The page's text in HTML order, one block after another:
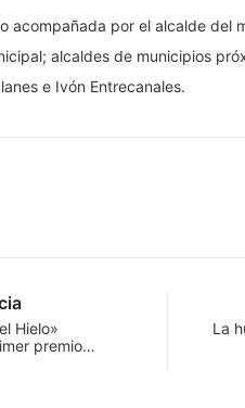
acompañada por el alcalde del
alcaldes de municipios
e Ivón Entrecanales.
Hielo»
premio…
La